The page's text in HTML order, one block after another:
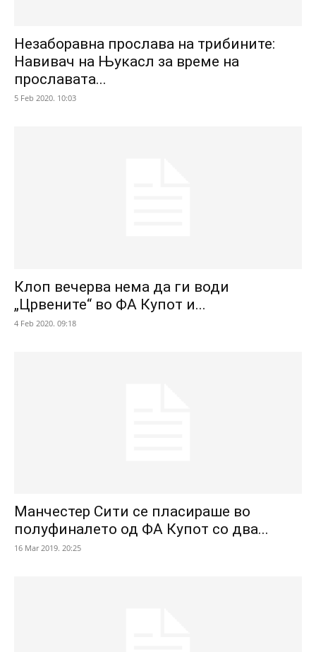
Незаборавна прослава на трибините:
Навивач на Њукасл за време на
прославата...
5 Feb 2020. 10:03
Клоп вечерва нема да ги води
„Црвените“ во ФА Купот и...
4 Feb 2020. 09:18
Манчестер Сити се пласираше во
полуфиналето од ФА Купот со два...
16 Mar 2019. 20:25